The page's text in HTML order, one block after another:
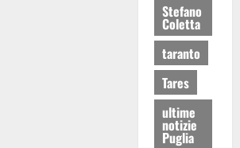
Stefano
Coletta
taranto
Tares
ultime
notizie
Puglia